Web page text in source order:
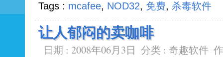
Tags : mcafee, NOD32, 免费, 杀毒软件
让人郁闷的卖咖啡
日期 : 2008年06月3日 分类 : 奇趣软件